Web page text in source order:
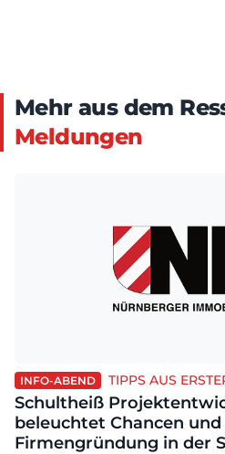
Mehr aus dem
Meldungen
INFO-ABEND TIPPS AUS
Schultheiß
beleuchtet Chancen und
Firmengründung in der